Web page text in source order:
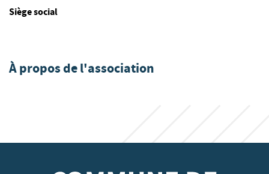
Siège social
À propos de l'association